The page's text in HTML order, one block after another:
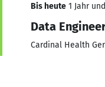
Bis heute 1 Jahr
Data
Cardinal Health